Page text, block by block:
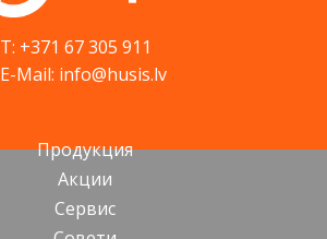
T: +371 67 305 911
E-Mail: info@husis.lv
Продукция
Акции
Cервис